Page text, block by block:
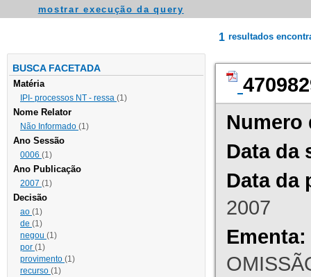
mostrar execução da query
BUSCA FACETADA
Matéria
IPI- processos NT - ressa (1)
Nome Relator
Não Informado (1)
Ano Sessão
0006 (1)
Ano Publicação
2007 (1)
Decisão
ao (1)
de (1)
negou (1)
por (1)
provimento (1)
recurso (1)
1 resultados
Numero
Data da
Data da
2007
Ementa: